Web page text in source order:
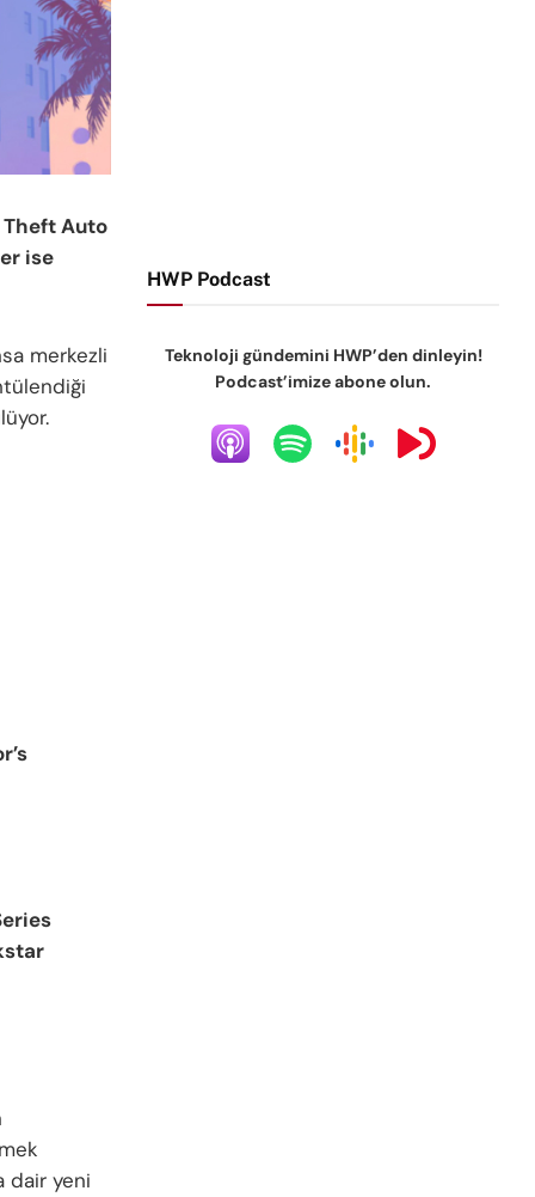
Auto
ise
merkezli
dair yeni
HWP Podcast
Teknoloji gündemini HWP’den dinleyin!
Podcast’imize abone olun.